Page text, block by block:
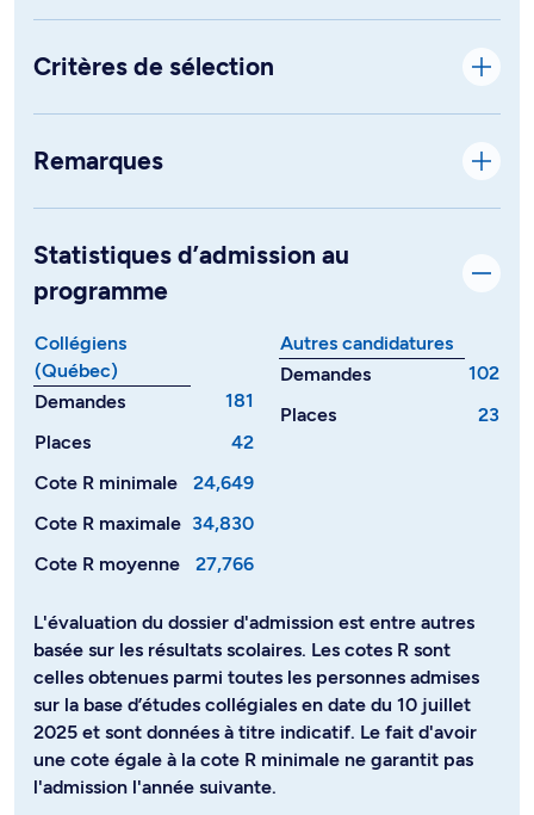
Critères de sélection
Remarques
Statistiques d’admission au
programme
Collégiens
(Québec)
Demandes
181
Places
42
Cote R minimale
24,649
Cote R maximale 34,830
Cote R moyenne
27,766
Autres candidatures
Demandes
102
Places
23
L'évaluation du dossier d'admission est entre autres
basée sur les résultats scolaires. Les cotes R sont
celles obtenues parmi toutes les personnes admises
sur la base d’études collégiales en date du 10 juillet
2025 et sont données à titre indicatif. Le fait d'avoir
une cote égale à la cote R minimale ne garantit pas
l'admission l'année suivante.